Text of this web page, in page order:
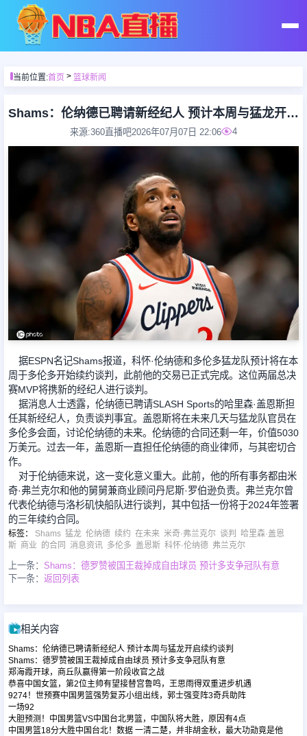
首页
足球直播
篮球直播
足球新闻
篮球新闻
当前位置:首页> 篮球新闻
Shams：伦纳德已聘请新经纪人 预计本周与猛龙开启续约谈判
来源:360直播吧2026年07月07日 22:06 4
据ESPN名记Shams报道，科怀·伦纳德和多伦多猛龙队预计将在本
周于多伦多开始续约谈判，此前他的交易已正式完成。这位两届总决
赛MVP将携新的经纪人进行谈判。
据消息人士透露，伦纳德已聘请SLASH Sports的哈里森·盖恩斯担
任其新经纪人，负责谈判事宜。盖恩斯将在未来几天与猛龙队官员在
多伦多会面，讨论伦纳德的未来。伦纳德的合同还剩一年，价值5030
万美元。过去一年，盖恩斯一直担任伦纳德的商业律师，与其密切合
作。
对于伦纳德来说，这一变化意义重大。此前，他的所有事务都由米
奇·弗兰克尔和他的舅舅兼商业顾问丹尼斯·罗伯逊负责。弗兰克尔曾
代表伦纳德与洛杉矶快船队进行谈判，其中包括一份将于2024年签署
的三年续约合同。
标签： Shams 猛龙 伦纳德 续约 在未来 米奇·弗兰克尔 谈判
哈里森·盖恩
斯 商业 的合同 消息资讯 多伦多 盖恩斯 科怀·伦纳德 弗兰克尔
上一条： Shams：德罗赞被国王裁掉成自由球员 预计多支争冠队有意
下一条： 返回列表
相关内容
Shams：伦纳德已聘请新经纪人 预计本周与猛龙开启续约谈判
Shams：德罗赞被国王裁掉成自由球员 预计多支争冠队有意
郑海霞开球，商丘队赢得第一阶段收官之战
恭喜中国女篮，第2位主帅有望接替宫鲁鸣，王思雨得双重进步机遇
9274！世预赛中国男篮强势复苏小组出线，郭士强变阵3奇兵助阵
一场92
大胆预测！中国男篮VS中国台北男篮，中国队将大胜，原因有4点
中国男篮18分大胜中国台北！数据 一清二楚，并非胡金秋，最大功勋竟是他